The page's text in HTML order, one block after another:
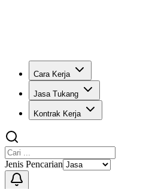
Cara Kerja
Jasa Tukang
Kontrak Kerja
Jenis Pencarian